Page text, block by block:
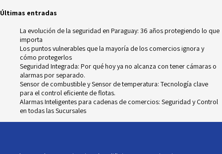
Últimas entradas
La evolución de la seguridad en Paraguay: 36 años protegiendo lo que
importa
Los puntos vulnerables que la mayoría de los comercios ignora y
cómo protegerlos
Seguridad Integrada: Por qué hoy ya no alcanza con tener cámaras o
alarmas por separado.
Sensor de combustible y Sensor de temperatura: Tecnología clave
para el control eficiente de flotas.
Alarmas Inteligentes para cadenas de comercios: Seguridad y Control
en todas las Sucursales